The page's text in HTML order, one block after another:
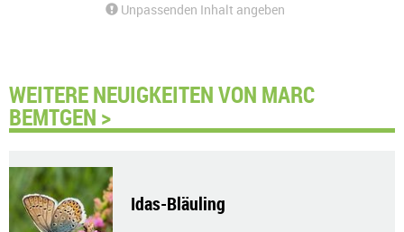
Unpassenden Inhalt angeben
WEITERE NEUIGKEITEN VON MARC
BEMTGEN >
Idas-Bläuling